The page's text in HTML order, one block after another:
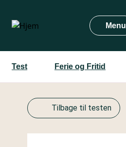
hovedindhold
Menu
Test Ferie og Fritid
Tilbage til testen